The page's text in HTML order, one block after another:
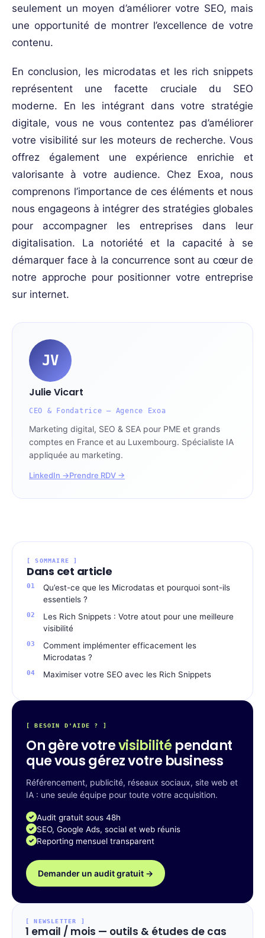
seulement un moyen d’améliorer votre SEO, mais
une opportunité de montrer l’excellence de votre
contenu.
En conclusion, les microdatas et les rich snippets
représentent une facette cruciale du SEO
moderne. En les intégrant dans votre stratégie
digitale, vous ne vous contentez pas d’améliorer
votre visibilité sur les moteurs de recherche. Vous
offrez également une expérience enrichie et
valorisante à votre audience. Chez Exoa, nous
comprenons l’importance de ces éléments et nous
nous engageons à intégrer des stratégies globales
pour accompagner les entreprises dans leur
digitalisation. La notoriété et la capacité à se
démarquer face à la concurrence sont au cœur de
notre approche pour positionner votre entreprise
sur internet.
JV
Julie Vicart
CEO & Fondatrice — Agence Exoa
Marketing digital, SEO & SEA pour PME et grands
comptes en France et au Luxembourg. Spécialiste IA
appliquée au marketing.
LinkedIn →Prendre RDV →
[ SOMMAIRE ]
Dans cet article
Qu’est-ce que les Microdatas et pourquoi sont-ils
essentiels ?
Les Rich Snippets : Votre atout pour une meilleure
visibilité
Comment implémenter efficacement les
Microdatas ?
Maximiser votre SEO avec les Rich Snippets
[ BESOIN D'AIDE ? ]
On gère votrevisibilitépendant
que vous gérez votre business
Référencement, publicité, réseaux sociaux, site web et
IA : une seule équipe pour toute votre acquisition.
Audit gratuit sous 48h
SEO, Google Ads, social et web réunis
Reporting mensuel transparent
Demander un audit gratuit →
[ NEWSLETTER ]
1 email / mois — outils & études de cas